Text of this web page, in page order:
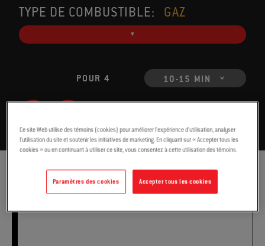
TYPE DE COMBUSTIBLE: GAZ
POUR 4 10-15 MIN
INGRÉDIENTS DIRECTIVES
Ce site Web utilise des témoins (cookies) pour améliorer l’expérience d’utilisation, analyser
l’utilisation du site et soutenir les initiatives de marketing. En cliquant sur « Accepter tous les
cookies » ou en continuant à utiliser ce site, vous consentez à cette utilisation des témoins.
Accepter tous les cookies
Paramètres des cookies